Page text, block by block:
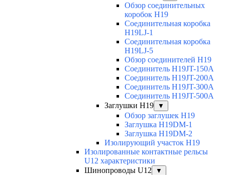
Обзор соединительных
коробок H19
Соединительная коробка
H19LJ-1
Соединительная коробка
H19LJ-5
Обзор соединителей H19
Соединитель H19JT-150A
Соединитель H19JT-200A
Соединитель H19JT-300A
Соединитель H19JT-500A
Заглушки H19
▼
Обзор заглушек H19
Заглушка H19DM-1
Заглушка H19DM-2
Изолирующий участок H19
Изолированные контактные рельсы
U12 характеристики
Шинопроводы U12
▼